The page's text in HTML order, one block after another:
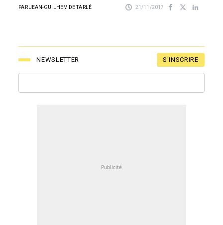
PAR JEAN-GUILHEM DE TARLÉ 21/11/2017
NEWSLETTER S'INSCRIRE